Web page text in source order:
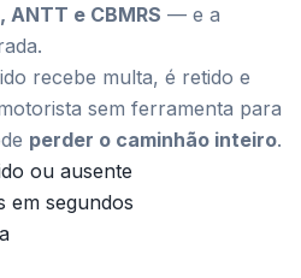
ANTT e CBMRS — e a
recebe multa, é retido e
sem ferramenta para
perder o caminhão inteiro.
ou ausente
em segundos